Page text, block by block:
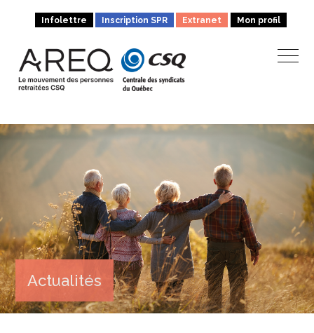
Infolettre Inscription SPR Extranet Mon profil
Actualités